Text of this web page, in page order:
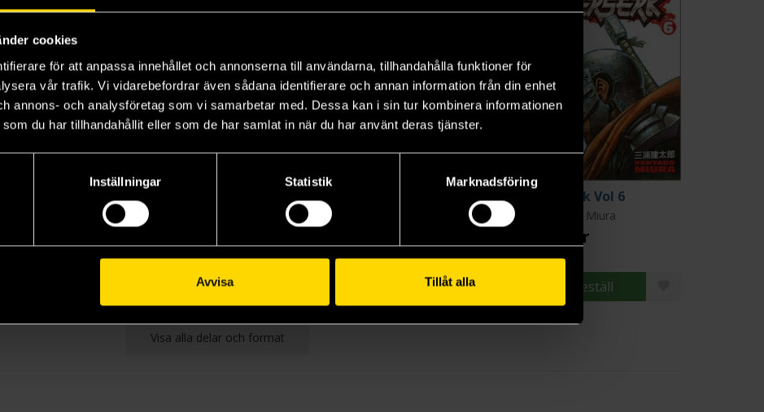
cookies
för att anpassa innehållet och annonserna till användarna, tillhandahålla funktioner för
vår trafik. Vi vidarebefordrar även sådana identifierare och annan information från din enhet
annons- och analysföretag som vi samarbetar med. Dessa kan i sin tur kombinera informationen
du har tillhandahållit eller som de har samlat in när du har använt deras tjänster.
Inställningar Statistik Marknadsföring
Avvisa Tillåt alla
Berserk Vol 3
Kentaro Miura
Berserk Vol 4
Kentaro Miura
Beställ
Berserk Vol 6
Kentaro Miura
179 kr
Beställ
Visa alla delar och format